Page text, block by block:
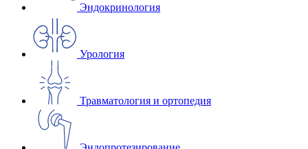
Эндокринология
Урология
Травматология и ортопедия